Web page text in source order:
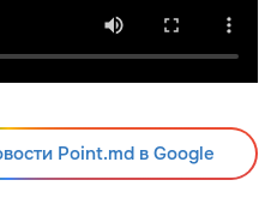
Point.md в Google